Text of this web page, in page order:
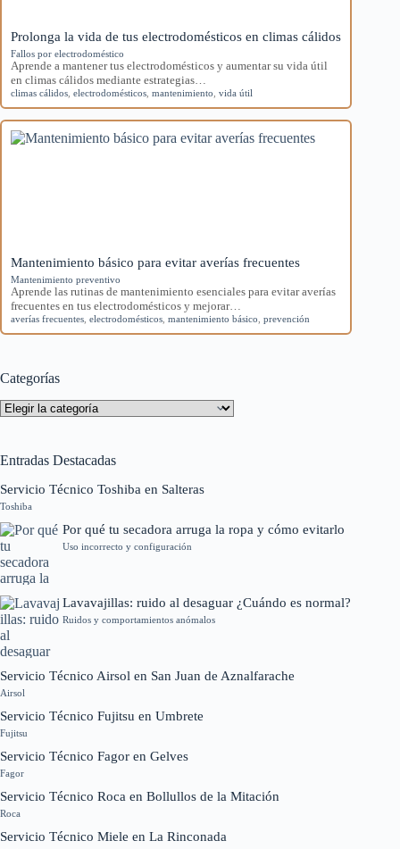
Prolonga la vida de tus electrodomésticos en climas cálidos
Fallos por electrodoméstico
Aprende a mantener tus electrodomésticos y aumentar su vida útil
en climas cálidos mediante estrategias…
climas cálidos electrodomésticos mantenimiento vida útil
Mantenimiento básico para evitar averías frecuentes
Mantenimiento preventivo
Aprende las rutinas de mantenimiento esenciales para evitar averías
frecuentes en tus electrodomésticos y mejorar…
averías frecuentes electrodomésticos mantenimiento básico prevención
Categorías
Categorías
Entradas Destacadas
Servicio Técnico Toshiba en Salteras
Toshiba
Por qué tu secadora arruga la ropa y cómo evitarlo
Uso incorrecto y configuración
Lavavajillas: ruido al desaguar ¿Cuándo es normal?
Ruidos y comportamientos anómalos
Servicio Técnico Airsol en San Juan de Aznalfarache
Airsol
Servicio Técnico Fujitsu en Umbrete
Fujitsu
Servicio Técnico Fagor en Gelves
Fagor
Servicio Técnico Roca en Bollullos de la Mitación
Roca
Servicio Técnico Miele en La Rinconada